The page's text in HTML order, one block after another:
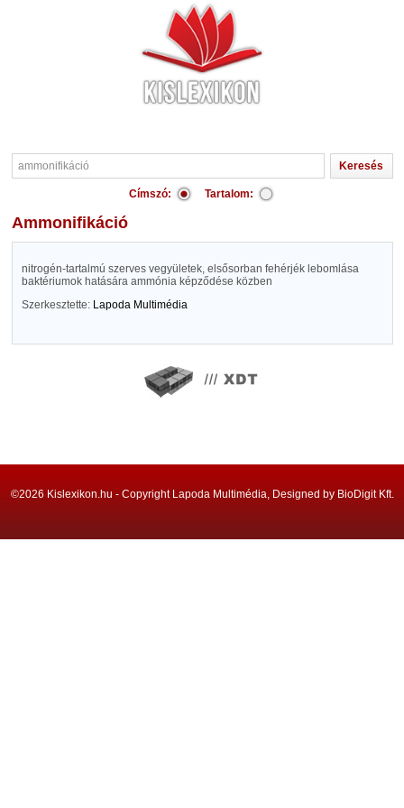
Címszó: Tartalom:
ammonifikáció
nitrogén-tartalmú szerves vegyületek, elsősorban fehérjék lebomlása
baktériumok hatására ammónia képződése közben
Szerkesztette: Lapoda Multimédia
©2026 Kislexikon.hu - Copyright Lapoda Multimédia, Designed by BioDigit Kft.